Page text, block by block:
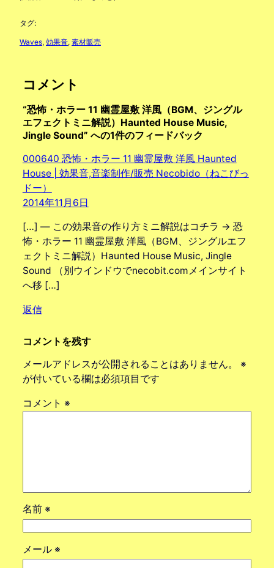
タグ:
Waves, 効果音, 素材販売
コメント
“恐怖・ホラー 11 幽霊屋敷 洋風（BGM、ジングル
エフェクトミニ解説）Haunted House Music,
Jingle Sound” への1件のフィードバック
000640 恐怖・ホラー 11 幽霊屋敷 洋風 Haunted
House | 効果音,音楽制作/販売 Necobido（ねこびっ
ドー）
2014年11月6日
[…] — この効果音の作り方ミニ解説はコチラ → 恐
怖・ホラー 11 幽霊屋敷 洋風（BGM、ジングルエフ
ェクトミニ解説）Haunted House Music, Jingle
Sound （別ウインドウでnecobit.comメインサイト
へ移 […]
返信
コメントを残す
メールアドレスが公開されることはありません。
※
が付いている欄は必須項目です
コメント ※
名前 ※
メール ※